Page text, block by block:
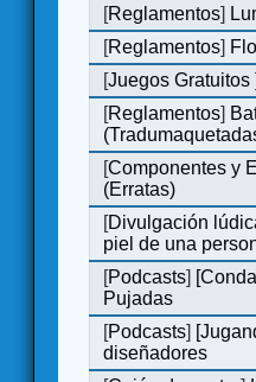
[Reglamentos]
[Reglamentos]
[Juegos Gratuitos]
[Reglamentos]
[Componentes y
(Erratas)
[Divulgación
piel de una
[Podcasts]
Pujadas
[Podcasts]
diseñadores